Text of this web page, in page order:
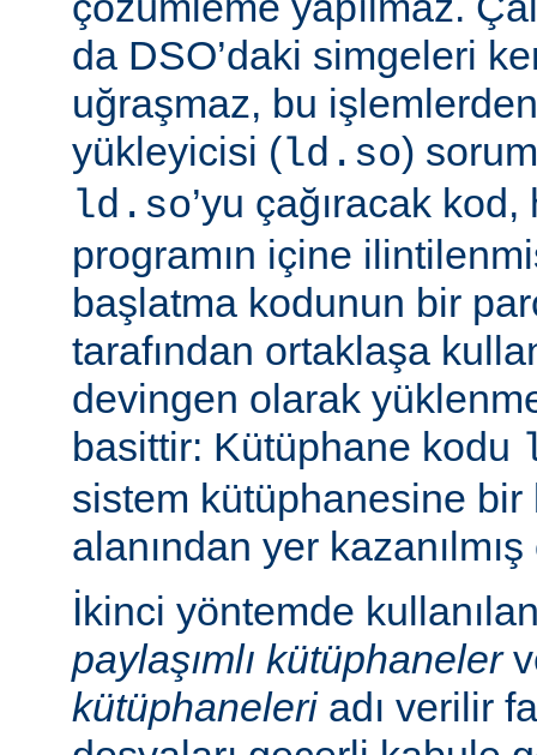
da DSO’daki simgeleri
uğraşmaz, bu
yükleyicisi ( ld.so)
ld.so’yu çağıracak kod,
programın içine
başlatma kodunun bir
tarafından ortaklaşa
devingen olarak
basittir: Kütüphane kodu
sistem kütüphanesine
alanından yer kazanılmış
İkinci yöntemde
paylaşımlı kütüphaneler
kütüphaneleriadı verilir